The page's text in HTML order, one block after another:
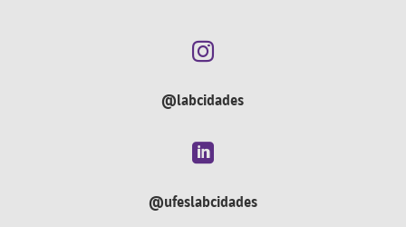

@labcidades

@ufeslabcidades